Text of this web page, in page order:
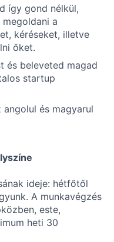
így gond nélkül,
a
kéréseket, illetve
őket.
és beleveted magad
startup
angolul és magyarul
ideje: hétfőtől
A munkavégzés
este,
heti 30